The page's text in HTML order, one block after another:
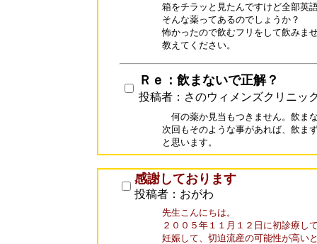
箱をチラッと見たんですけど全部英
そんな薬ってあるのでしょうか？
怖かったので飲むフリをして飲みま
教えてください。
Ｒｅ：飲まないで正解？
投稿者：さのウィメンズクリニッ
何の薬か見当もつきません。飲ま
次回もそのような事があれば、飲ま
と思います。
感謝しております
投稿者：おがわ
先生こんにちは。
２００５年１１月１２日に初診療し
妊娠して、切迫流産の可能性が高い